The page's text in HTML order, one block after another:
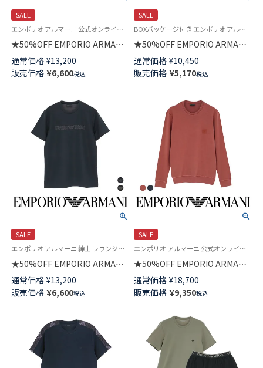
SALE
エンポリオ アルマーニ 公式オンラインショップ 紳士 ラウンジウェア
★50%OFF EMPORIO ARMANI
JACQUARD LOGO バミューダ
パンツ ベーシック テリージャ
ージー ハーフパンツ メンズ EU
通常価格 ¥13,200
販売価格 ¥6,600税込
SALE
BOXパッケージ付き エンポリオ アルマーニ 男性 ラウンジウェア 父の日
★50%OFF EMPORIO ARMANI
HEARTS&LOVE CREW NECK T-
SHIRT 半袖 Tシャツ EUサイズ
メンズ 54008597
通常価格 ¥10,450
販売価格 ¥5,170税込
SALE
エンポリオ アルマーニ 紳士 ラウンジウェア
★50%OFF EMPORIO ARMANI
JACQUARD LOGO CREW NECK
T-SHIRT ヘンリーネック 半袖
シャツ メンズ EUサイズ
通常価格 ¥13,200
販売価格 ¥6,600税込
SALE
エンポリオ アルマーニ 公式オンラインショップ 紳士 ラウンジウェア
★50%OFF EMPORIO ARMANI
GARMENT DYED CREW NECK
SWEATSHIRT 長袖 スウェット
EUサイズ メンズ 54007862
通常価格 ¥18,700
販売価格 ¥9,350税込